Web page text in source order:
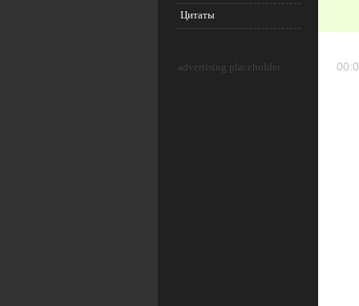
Цитаты
advertising placeholder